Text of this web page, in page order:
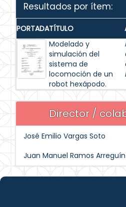
Resultados por ítem:
PORTADATÍTULO
Modelado y
simulación del
sistema de
locomoción de un
robot hexápodo.
Director /
José Emilio Vargas Soto
Juan Manuel Ramos Arreguín